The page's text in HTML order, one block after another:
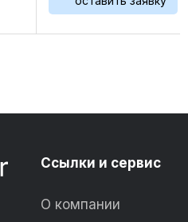
Ссылки и сервис
О компании